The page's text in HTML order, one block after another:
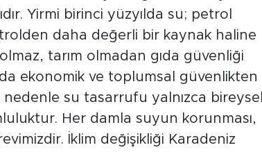
Yirmi birinci yüzyılda su; petrol
daha değerli bir kaynak haline
tarım olmadan gıda güvenliği
ekonomik ve toplumsal güvenlikten
su tasarrufu yalnızca bireysel
Her damla suyun korunması,
İklim değişikliği Karadeniz